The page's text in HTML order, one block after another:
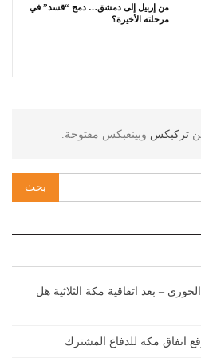
من إربيل إلى دمشق… دمج “قسد” في
مرحلته الأخيرة؟
تركبكس وبينغبكس مفتوحة.
– بعد اتفاقية مكة الثلاثية هل
اتفاق مكة للدفاع المشترك